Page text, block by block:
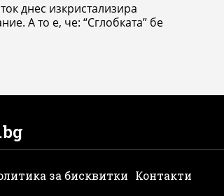
днес изкристализира
“Сглобката” бе
за бисквитки Контакти